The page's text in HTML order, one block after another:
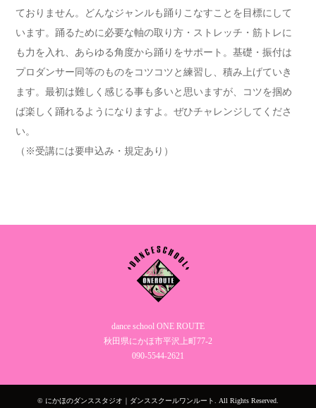
ておりません。どんなジャンルも踊りこなすことを目標にして
います。踊るために必要な軸の取り方・ストレッチ・筋トレに
も力を入れ、あらゆる角度から踊りをサポート。基礎・振付は
プロダンサー同等のものをコツコツと練習し、積み上げていき
ます。最初は難しく感じる事も多いと思いますが、コツを掴め
ば楽しく踊れるようになりますよ。ぜひチャレンジしてくださ
い。
（※受講には要申込み・規定あり）
dance school ONE ROUTE
秋田県にかほ市平沢上町77-2
090‐5544‐2621
© にかほのダンススタジオ｜ダンススクールワンルート. All Rights Reserved.